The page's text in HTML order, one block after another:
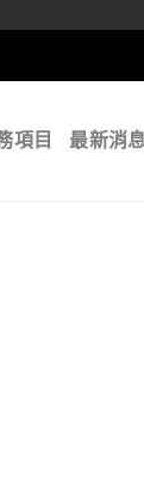
項目 最新消